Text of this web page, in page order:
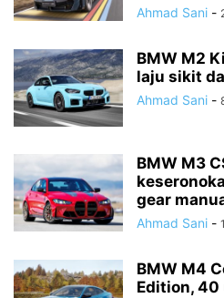
Ahmad Sani -
BMW M2
laju sikit
Ahmad Sani -
BMW M3
gear
Ahmad Sani -
BMW M4
Edition,